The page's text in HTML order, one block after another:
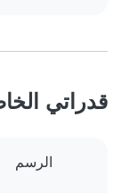
قدراتي
الرسم